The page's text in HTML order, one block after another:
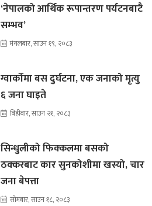
‘नेपालको आर्थिक रूपान्तरण पर्यटनबाटै
सम्भव’
मंगलबार, साउन १९, २०८३
ग्वार्कोमा बस दुर्घटना, एक जनाको मृत्यु
६ जना घाइते
बिहीबार, साउन २१, २०८३
सिन्धुलीको फिक्कलमा बसको
ठक्करबाट कार सुनकोशीमा खस्यो, चार
जना बेपत्ता
सोमबार, साउन १८, २०८३